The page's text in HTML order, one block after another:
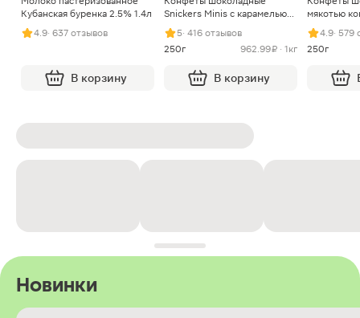
Кубанская буренка 2.5% 1.4л
4.9· 637 отзывов
В корзину
Snickers Minis с карамелью
арахисом и нугой
5· 416 отзывов
250г
962.99 ₽ · 1кг
В корзину
мякотью
4.9· 579
250г
Новинки